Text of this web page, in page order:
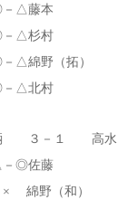
△藤本
△杉村
綿野（拓）
△北村
３－１ 高水
◎佐藤
野（和）